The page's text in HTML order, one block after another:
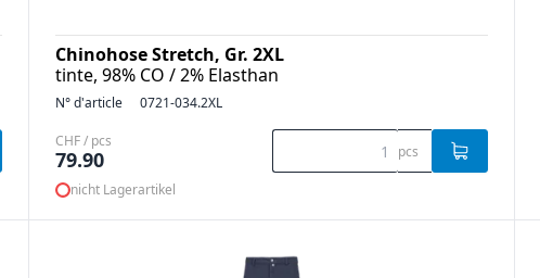
Chinohose Stretch, Gr. 2XL
tinte, 98% CO / 2% Elasthan
N° d'article 0721-034.2XL
CHF / pcs
79.90 pcs
nicht Lagerartikel